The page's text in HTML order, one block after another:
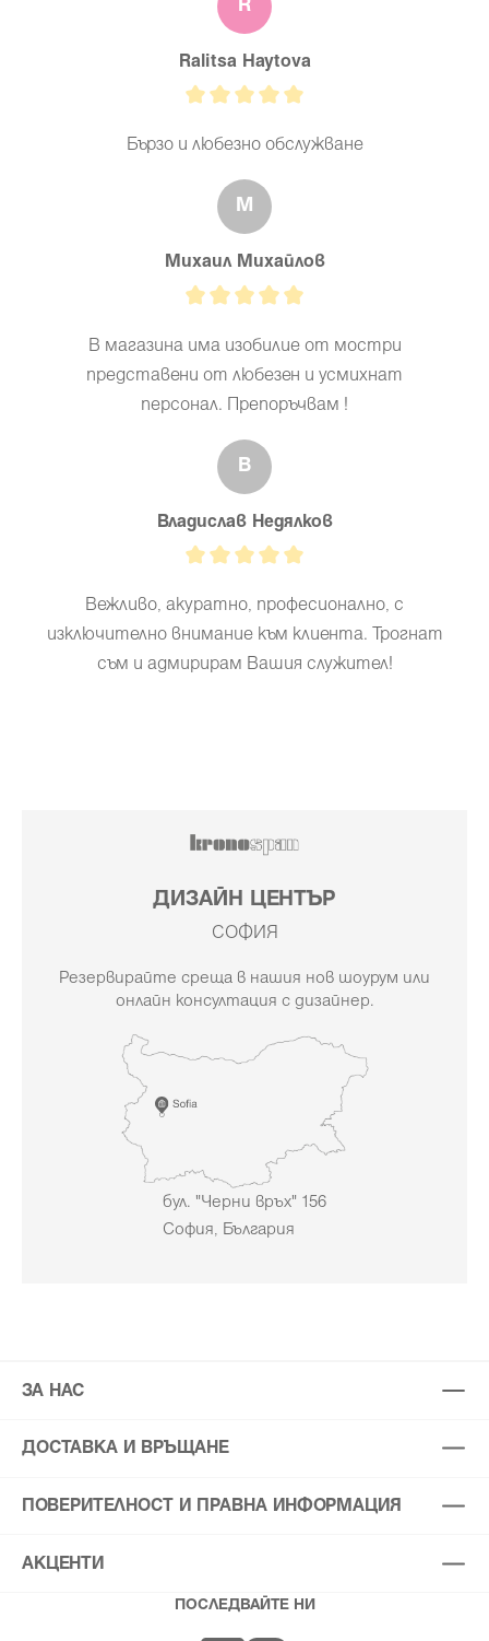
R
Ralitsa Haytova
Бързо и любезно обслужване
М
Михаил Михайлов
В магазина има изобилие от мостри
представени от любезен и усмихнат
персонал. Препоръчвам !
В
Владислав Недялков
Вежливо, акуратно, професионално, с
изключително внимание към клиента. Трогнат
съм и адмирирам Вашия служител!
ДИЗАЙН ЦЕНТЪР
СОФИЯ
Резервирайте среща в нашия нов шоурум или
онлайн консултация с дизайнер.
бул. "Черни връх" 156
София, България
ЗА НАС
ДОСТАВКА И ВРЪЩАНЕ
ПОВЕРИТЕЛНОСТ И ПРАВНА ИНФОРМАЦИЯ
АКЦЕНТИ
ПОСЛЕДВАЙТЕ НИ